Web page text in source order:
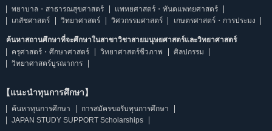
พยาบาล・สาธารณสุขศาสตร์
แพทยศาสตร์・ทันตแพทยศาสตร์
เภสัชศาสตร์
วิทยาศาสตร์ วิศวกรรมศาสตร์ เกษตรศาสตร์・การประมง
ค้นหาสถานศึกษาที่จะศึกษาในสาขาวิชาสายมนุษยศาสตร์และวิทยาศาสตร์
ครุศาสตร์・ศึกษาศาสตร์
วิทยาศาสตร์ชีวภาพ
ศิลปกรรม
วิทยาศาสตร์บูรณาการ
【แนะนำทุนการศึกษา】
ค้นหาทุนการศึกษา
การสมัครขอรับทุนการศึกษา
JAPAN STUDY SUPPORT Scholarships